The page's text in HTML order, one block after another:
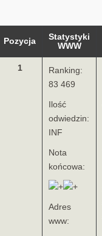
Pozycja
Statystyki
WWW
1
Ranking:
83 469
Ilość
odwiedzin:
INF
Nota
końcowa:
Adres
www: